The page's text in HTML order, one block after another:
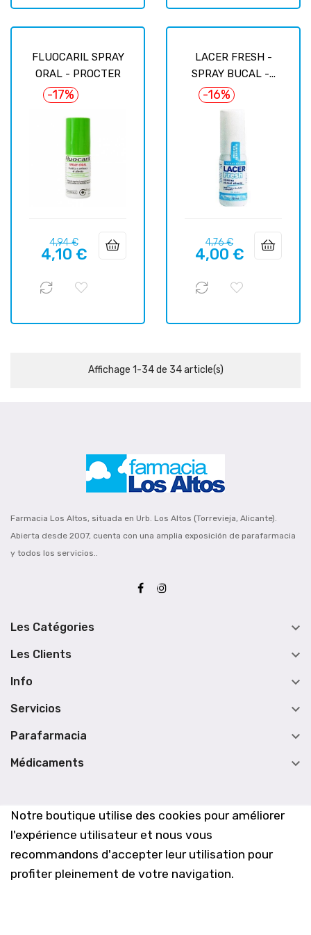
Notre boutique utilise des cookies pour améliorer
l'expérience utilisateur et nous vous
recommandons d'accepter leur utilisation pour
profiter pleinement de votre navigation.
FLUOCARIL SPRAY
ORAL - PROCTER
-17%
Prix
habituel
4,94 €Prix
4,10 €
LACER FRESH -
SPRAY BUCAL -...
-16%
Prix
habituel
4,76 €Prix
4,00 €
Affichage 1-34 de 34 article(s)
Farmacia Los Altos, situada en Urb. Los Altos (Torrevieja, Alicante).
Abierta desde 2007, cuenta con una amplia exposición de parafarmacia
y todos los servicios..
Les Catégories 
Les Clients 
Info 
Servicios 
Parafarmacia 
Médicaments 